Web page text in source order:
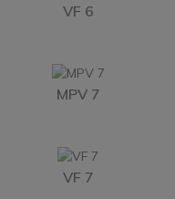
VF 6
MPV 7
VF 7